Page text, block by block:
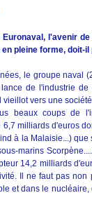
l'avenir
pleine forme, doit-
le groupe naval
de l'industrie
vers une
beaux coups de
milliards d'euros
à la Malaisie...)
marins
14,2 milliards
Il ne faut pas
et dans le